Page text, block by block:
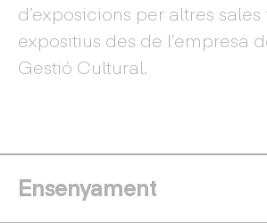
d’exposicions per altres
expositius des de l’empresa
Gestió Cultural.
Ensenyament